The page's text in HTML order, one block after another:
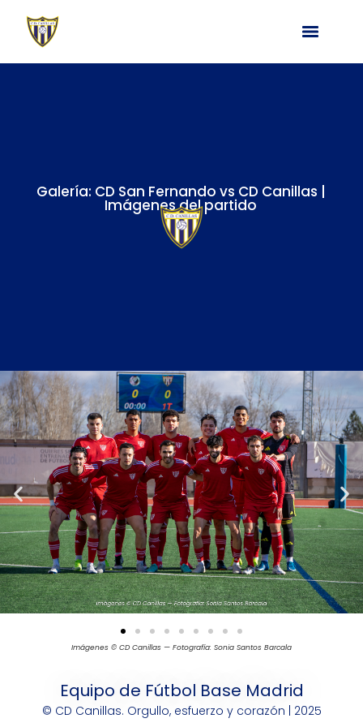
Galería: CD San Fernando vs CD Canillas |
Imágenes del partido
Imágenes © CD Canillas — Fotografía: Sonia Santos Barcala
Equipo de Fútbol Base Madrid
© CD Canillas. Orgullo, esfuerzo y corazón | 2025